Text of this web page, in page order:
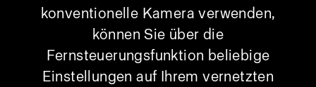
konventionelle Kamera verwenden,
können Sie über die
Fernsteuerungsfunktion beliebige
Einstellungen auf Ihrem vernetzten